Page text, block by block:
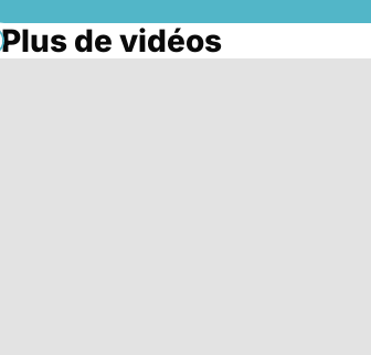
Plus de vidéos